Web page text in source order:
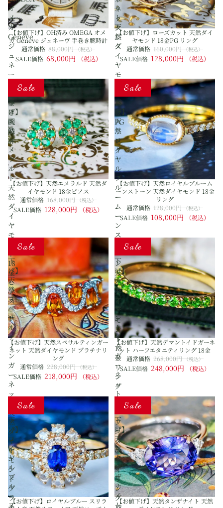
ネ
ッ
ク
レ
ス
オ
メ
ガ
Geneve
ジ
ュ
ネ
ー
巻
き
腕
時
計
【お値下げ】OH済み OMEGA オメ
ガ Geneve ジュネーヴ 手巻き腕時計
SALE価格 68,000円 （税込）
通常価格 88,000円（税込）
ッ
ト
天
然
ダ
イ
ヤ
モ
18
金
PG
リ
ン
グ
【お値下げ】ローズカット 天然ダイ
ヤモンド 18金PG リング
SALE価格 128,000円 （税込）
通常価格 160,000円（税込）
【お
下
げ】
天
然
エ
メ
ラ
ル
ド
天
然
ダ
イ
ヤ
モ
ド
18
金
ピ
ア
ス
Sale
【お値下げ】天然エメラルド 天然ダ
イヤモンド 18金ピアス
SALE価格 128,000円 （税込）
通常価格 168,000円（税込）
【お
下
げ】
天
然
ロ
イ
ヤ
ル
ブ
ル
ー
ム
ー
ン
ス
ー
ン
天
然
ダ
イ
ヤ
モ
ン
ド
18
金
リ
ン
グ
Sale
【お値下げ】天然ロイヤルブルーム
ーンストーン 天然ダイヤモンド 18金
リング
SALE価格 108,000円 （税込）
通常価格 128,000円（税込）
【お
下
げ】
天
然
ス
ペ
サ
ル
テ
ィ
ン
ガ
ー
ネ
ッ
天
然
ダ
イ
ヤ
モ
ン
ド
プ
ラ
Sale
【お値下げ】天然スペサルティンガー
ネット 天然ダイヤモンド プラチナリ
ング
SALE価格 218,000円 （税込）
通常価格 228,000円（税込）
【お
下
げ】
天
然
デ
マ
ン
ト
イ
ド
ガ
ー
ネ
ッ
ト
ー
フ
エ
タ
ニ
テ
ィ
リ
ン
グ
Sale
【お値下げ】天然デマントイドガーネ
ット ハーフエタニティリング 18金
SALE価格 248,000円 （税込）
通常価格 268,000円（税込）
【お
下
げ】
ロ
イ
ヤ
ル
ブ
ル
ー
ス
Sale
【お値下げ】ロイヤルブルー スリラ
【お
下
げ】
天
然
タ
ン
ザ
ナ
イ
ト
Sale
【お値下げ】天然タンザナイト 天然